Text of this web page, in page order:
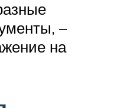
–
на